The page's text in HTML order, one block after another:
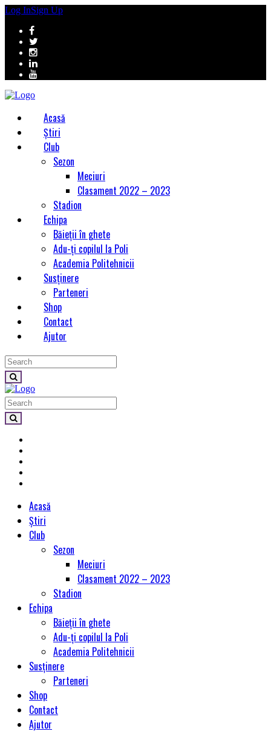
Log InSign Up
Acasă
Știri
Club
Sezon
Meciuri
Clasament 2022 – 2023
Stadion
Echipa
Băieții în ghete
Adu-ți copilul la Poli
Academia Politehnicii
Susținere
Parteneri
Shop
Contact
Ajutor
Acasă
Știri
Club
Sezon
Meciuri
Clasament 2022 – 2023
Stadion
Echipa
Băieții în ghete
Adu-ți copilul la Poli
Academia Politehnicii
Susținere
Parteneri
Shop
Contact
Ajutor